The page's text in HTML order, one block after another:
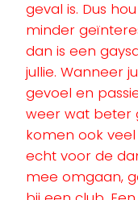
geval is. Dus
minder
dan is een
jullie. Wanneer
gevoel en
weer wat beter
komen ook
echt voor de
mee omgaan,